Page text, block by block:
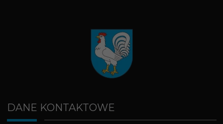
DANE KONTAKTOWE